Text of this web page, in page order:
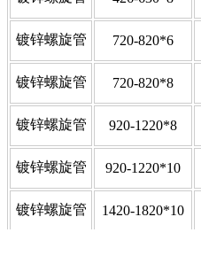
镀锌螺旋管 720-820*6
镀锌螺旋管 720-820*8
镀锌螺旋管 920-1220*8
镀锌螺旋管 920-1220*10
镀锌螺旋管 1420-1820*10